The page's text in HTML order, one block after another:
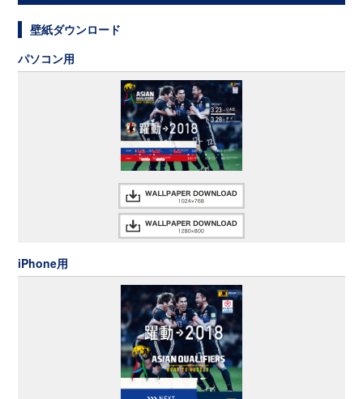
壁紙ダウンロード
パソコン用
iPhone用